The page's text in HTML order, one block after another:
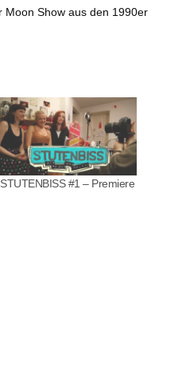
Moon Show aus den 1990er
STUTENBISS #1 – Premiere